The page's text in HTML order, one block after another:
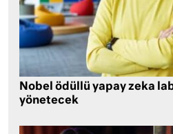
Nobel ödüllü yapay zeka
yönetecek